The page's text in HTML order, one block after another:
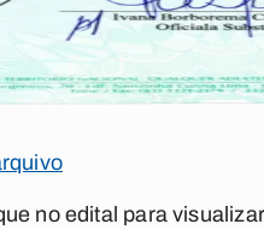
no edital para